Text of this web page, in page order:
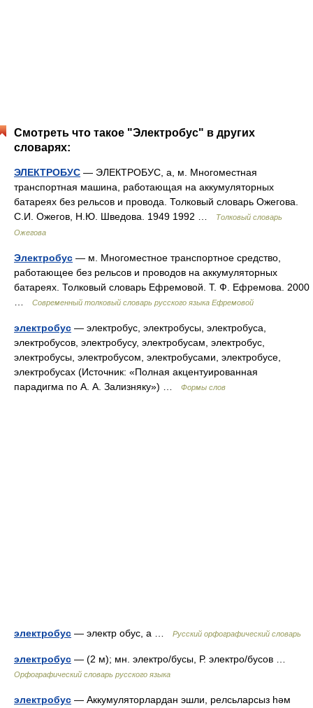
Смотреть что такое "Электробус" в других
словарях:
ЭЛЕКТРОБУС — ЭЛЕКТРОБУС, а, м. Многоместная
транспортная машина, работающая на аккумуляторных
батареях без рельсов и провода. Толковый словарь Ожегова.
С.И. Ожегов, Н.Ю. Шведова. 1949 1992 …
Толковый словарь
Ожегова
Электробус — м. Многоместное транспортное средство,
работающее без рельсов и проводов на аккумуляторных
батареях. Толковый словарь Ефремовой. Т. Ф. Ефремова. 2000
Современный толковый словарь русского языка Ефремовой
электробус — электробус, электробусы, электробуса,
электробусов, электробусу, электробусам, электробус,
электробусы, электробусом, электробусами, электробусе,
электробусах (Источник: «Полная акцентуированная
парадигма по А. А. Зализняку») …
Формы слов
электробус — электр обус, а … Русский орфографический словарь
электробус — (2 м); мн. электро/бусы, Р. электро/бусов …
Орфографический словарь русского языка
электробус — Аккумуляторлардан эшли, релсьларсыз һәм